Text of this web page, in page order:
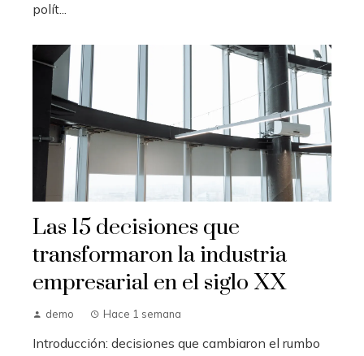
polít...
Las 15 decisiones que
transformaron la industria
empresarial en el siglo XX
demo Hace 1 semana
Introducción: decisiones que cambiaron el rumbo